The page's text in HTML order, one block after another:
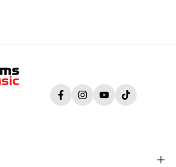
FacebookInstagramYouTubeTikTok